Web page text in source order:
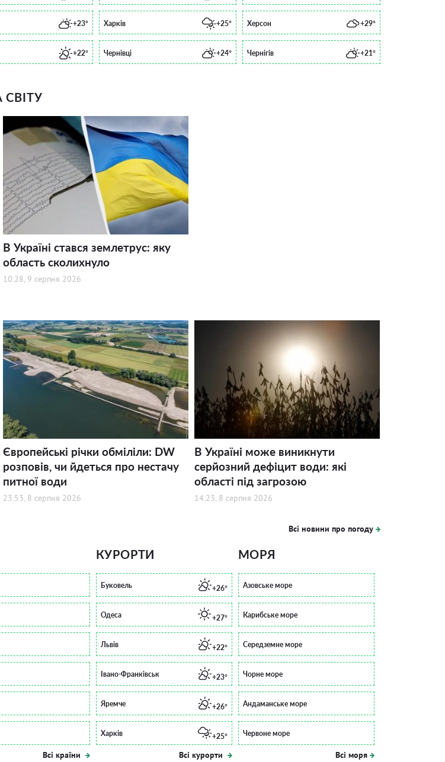
+23° Харків +25° Херсон +29°
+22° Чернівці +24° Чернігів +21°
В Україні стався землетрус: яку
область сколихнуло
10:28, 9 серпня 2026
Європейські річки обміліли: DW
розповів, чи йдеться про нестачу
питної води
23:53, 8 серпня 2026
В Україні може виникнути
серйозний дефіцит води: які
області під загрозою
14:23, 8 серпня 2026
Всі новини про погоду
Всі країни
КУРОРТИ
Буковель +26°
Одеса +27°
Львів +22°
Івано-Франківськ +23°
Яремче +26°
Харків +25°
Всі курорти
МОРЯ
Азовське море
Карибське море
Середземне море
Чорне море
Андаманське море
Червоне море
Всі моря